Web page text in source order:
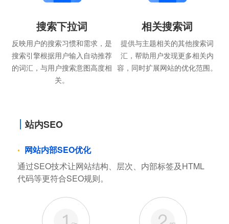
搜索下拉词
反映用户的搜索习惯和需求，是
搜索引擎根据用户输入自动推荐
的词汇，与用户搜索意图高度相
关。
相关搜索词
提供与主题相关的其他搜索词
汇，帮助用户发现更多相关内
容，同时扩展网站的优化范围。
站内SEO
网站内部SEO优化
通过SEO技术让网站结构、层次、内部标签及HTML
代码等更符合SEO规则。